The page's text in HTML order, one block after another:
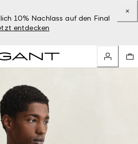
10% Nachlass auf den Final
entdecken